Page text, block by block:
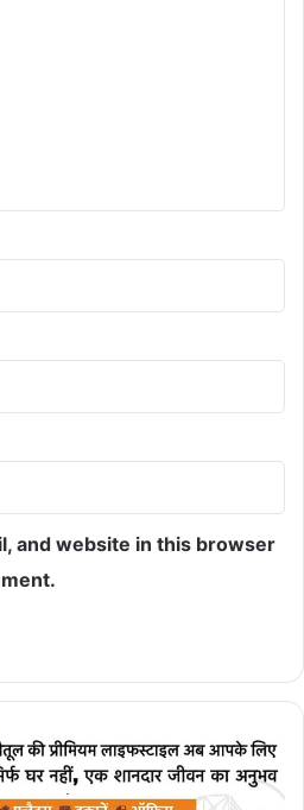
and website in this browser